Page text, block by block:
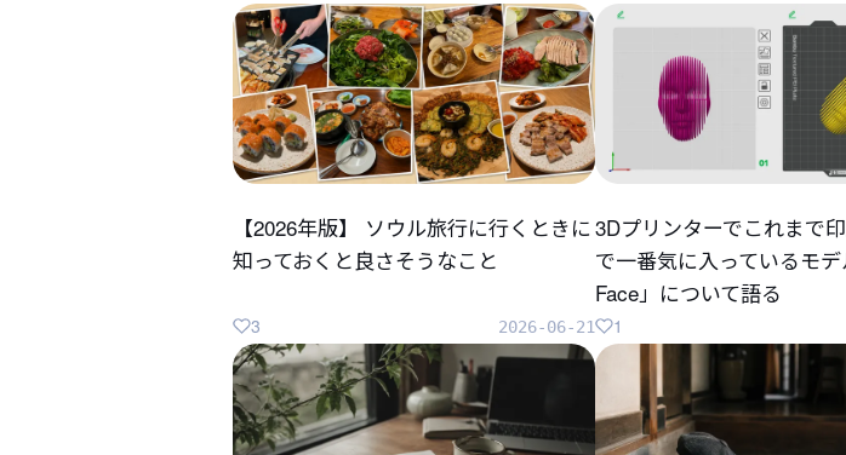
【2026年版】 ソウル旅行に行くときに
知っておくと良さそうなこと
2026-06-21
3
3Dプリンターでこれまで
で一番気に入っているモ
Face」について語る
1